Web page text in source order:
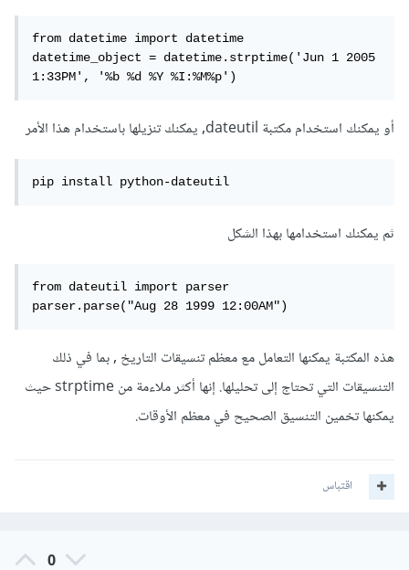
from datetime import datetime
datetime_object = datetime.strptime('Jun 1 2005
1:33PM', '%b %d %Y %I:%M%p')
أو يمكنك استخدام مكتبة dateutil, يمكنك تنزيلها باستخدام هذا الأمر
pip install python-dateutil
ثم يمكنك استخدامها بهذا الشكل
from dateutil import parser
parser.parse("Aug 28 1999 12:00AM")
هذه المكتبة يمكنها التعامل مع معظم تنسيقات التاريخ , بما في ذلك
التنسيقات التي تحتاج إلى تحليلها. إنها أكثر ملاءمة من strptime حيث
يمكنها تخمين التنسيق الصحيح في معظم الأوقات.
اقتباس
0